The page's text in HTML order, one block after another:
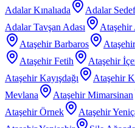
Adalar Kınalıada
Adalar
Adalar Tavşan Adası
Ataşehir
Ataşehir Barbaros
Ataşehir Fetih
Ataşehir
Ataşehir Kayışdağı
Ataşehir
Mevlana
Ataşehir Mimarsinan
Ataşehir Örnek
Ataşehir